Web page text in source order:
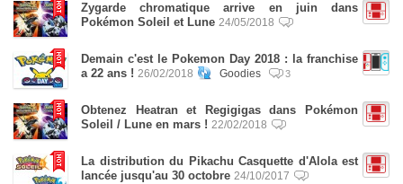
Zygarde chromatique arrive en juin dans
Pokémon Soleil et Lune 24/05/2018
Demain c'est le Pokemon Day 2018 : la franchise
a 22 ans ! 26/02/2018 Goodies 3
Obtenez Heatran et Regigigas dans Pokémon
Soleil / Lune en mars ! 22/02/2018
La distribution du Pikachu Casquette d'Alola est
lancée jusqu'au 30 octobre 24/10/2017